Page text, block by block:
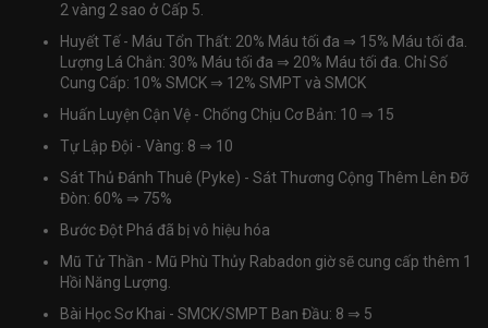
2 vàng 2 sao ở Cấp 5.
Huyết Tế - Máu Tổn Thất: 20% Máu tối đa ⇒ 15% Máu tối đa.
Lượng Lá Chắn: 30% Máu tối đa ⇒ 20% Máu tối đa. Chỉ Số
Cung Cấp: 10% SMCK ⇒ 12% SMPT và SMCK
Huấn Luyện Cận Vệ - Chống Chịu Cơ Bản: 10 ⇒ 15
Tự Lập Đội - Vàng: 8 ⇒ 10
Sát Thủ Đánh Thuê (Pyke) - Sát Thương Cộng Thêm Lên Đỡ
Đòn: 60% ⇒ 75%
Bước Đột Phá đã bị vô hiệu hóa
Mũ Tử Thần - Mũ Phù Thủy Rabadon giờ sẽ cung cấp thêm 1
Hồi Năng Lượng.
Bài Học Sơ Khai - SMCK/SMPT Ban Đầu: 8 ⇒ 5